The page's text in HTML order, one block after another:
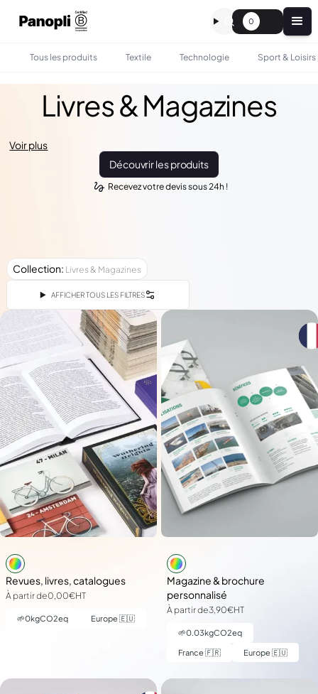
0
Tous les produits Textile Technologie Sport & Loisirs
Livres & Magazines
Voir plus
Découvrir les produits
Recevez votre devis sous 24h !
Collection: Livres & Magazines
AFFICHER TOUS LES FILTRES
Revues, livres, catalogues
À partir de0,00€HT
🌱0kgCO2eq Europe 🇪🇺
Magazine & brochure
personnalisé
À partir de3,90€HT
🌱0.03kgCO2eq
France 🇫🇷 Europe 🇪🇺